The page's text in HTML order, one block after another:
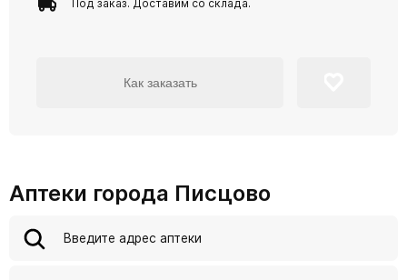
Под заказ. Доставим со склада.
Как заказать
Аптеки города Писцово